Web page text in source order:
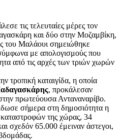
τις τελευταίες μέρες τον
και δύο στην Μοζαμβίκη,
του Μαλάουι σημειώθηκε
με απολογισμούς που
από τις αρχές των τριών χωρών
τροπική καταιγίδα, η οποία
, προκάλεσαν
πρωτεύουσα Ανταναναρίβο.
σήμερα στη δημοσιότητα η
καταστροφών της χώρας, 34
σχεδόν 65.000 έμειναν άστεγοι,